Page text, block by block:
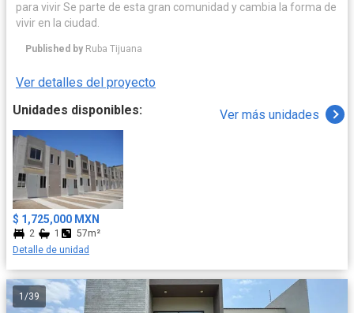
para vivir Se parte de esta gran comunidad y cambia la forma de
vivir en la ciudad.
Published by Ruba Tijuana
Ver detalles del proyecto
Unidades disponibles:
Ver más unidades
$ 1,725,000 MXN
2 1
57m²
Detalle de unidad
1 /39